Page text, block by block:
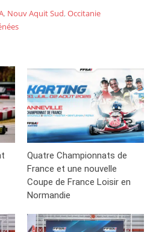
, Nouv Aquit Sud, Occitanie
Quatre Championnats de
France et une nouvelle
Coupe de France Loisir en
Normandie